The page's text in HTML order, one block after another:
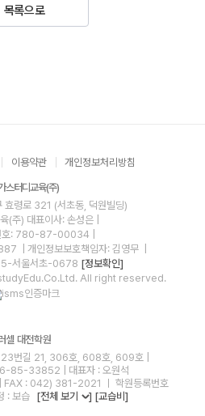
목록으로
이용약관 개인정보처리방침
스터디교육(주)
령로 321 (서초동, 덕원빌딩)
(주) 대표이사: 손성은 |
호: 780-87-00034
| 개인정보보호책임자: 김영무
서울서초-0678 [정보확인]
All right reserved.
셀 대전학원
번길 21, 306호, 608호, 609호 |
85-33852 | 대표자 : 오원석
: 042) 381-2021 ㅣ 학원등록번호
: 보습
[전체 보기 ] [교습비]